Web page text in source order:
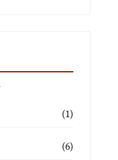
(1)
(6)